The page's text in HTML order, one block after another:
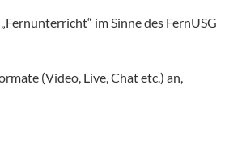
im Sinne des FernUSG
(Video, Live, Chat etc.) an,